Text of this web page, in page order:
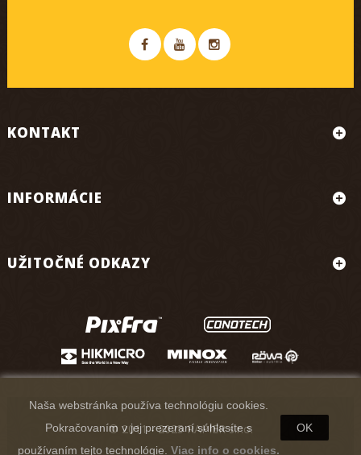
KONTAKT
INFORMÁCIE
UŽITOČNÉ ODKAZY
Naša webstránka používa technológiu cookies.
Pokračovaním v jej prezeraní súhlasíte s
používaním tejto technológie. Viac info o cookies.
OK
© 2011 - 2025 RAPIER s.r.o.